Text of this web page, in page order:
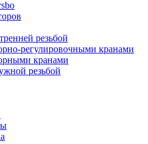
резьбой
регулировочными кранами
кранами
резьбой